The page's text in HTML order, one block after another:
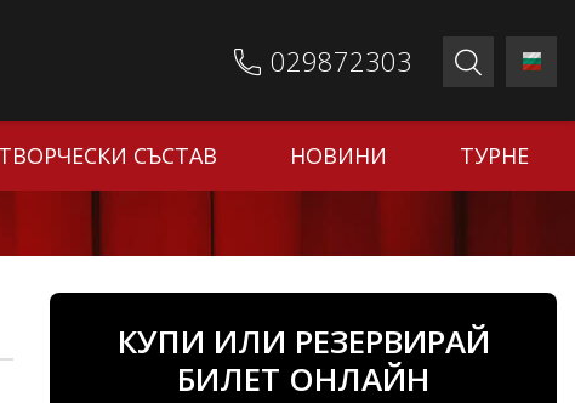
029872303
ТВОРЧЕСКИ СЪСТАВ НОВИНИ ТУРНЕ
КУПИ ИЛИ РЕЗЕРВИРАЙ
БИЛЕТ ОНЛАЙН